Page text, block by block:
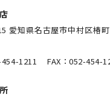
愛知県名古屋市中村区椿
1211 FAX：052-454-